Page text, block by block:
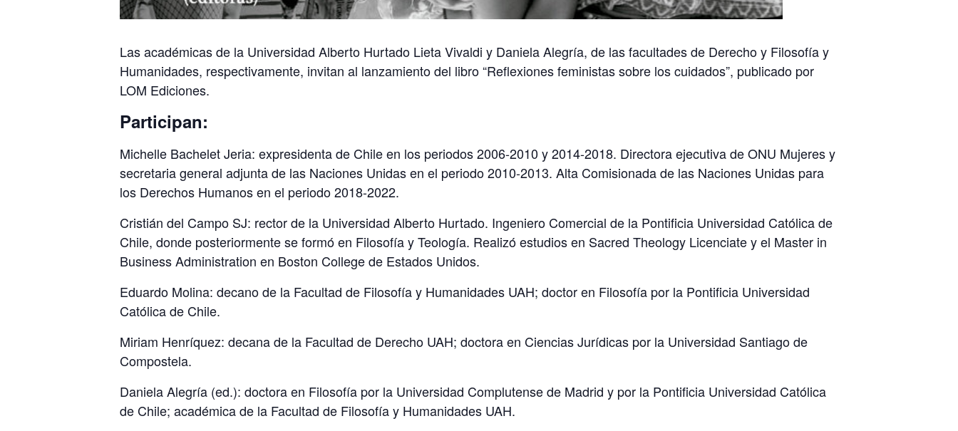
Las académicas de la Universidad Alberto Hurtado Lieta Vivaldi y Daniela Alegría, de las facultades de Derecho y Filosofía y
Humanidades, respectivamente, invitan al lanzamiento del libro “Reflexiones feministas sobre los cuidados”, publicado por
LOM Ediciones.
Participan:
Michelle Bachelet Jeria: expresidenta de Chile en los periodos 2006-2010 y 2014-2018. Directora ejecutiva de ONU Mujeres y
secretaria general adjunta de las Naciones Unidas en el periodo 2010-2013. Alta Comisionada de las Naciones Unidas para
los Derechos Humanos en el periodo 2018-2022.
Cristián del Campo SJ: rector de la Universidad Alberto Hurtado. Ingeniero Comercial de la Pontificia Universidad Católica de
Chile, donde posteriormente se formó en Filosofía y Teología. Realizó estudios en Sacred Theology Licenciate y el Master in
Business Administration en Boston College de Estados Unidos.
Eduardo Molina: decano de la Facultad de Filosofía y Humanidades UAH; doctor en Filosofía por la Pontificia Universidad
Católica de Chile.
Miriam Henríquez: decana de la Facultad de Derecho UAH; doctora en Ciencias Jurídicas por la Universidad Santiago de
Compostela.
Daniela Alegría (ed.): doctora en Filosofía por la Universidad Complutense de Madrid y por la Pontificia Universidad Católica
de Chile; académica de la Facultad de Filosofía y Humanidades UAH.